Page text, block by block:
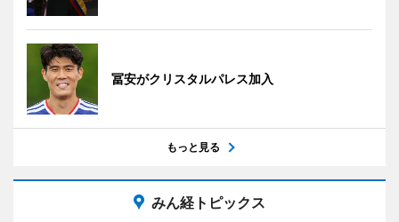
冨安がクリスタルパレス加入
もっと見る
みん経トピックス